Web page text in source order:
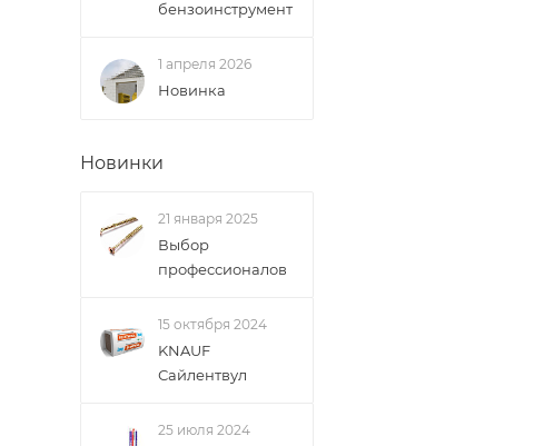
бензоинструмент
1 апреля 2026
Новинка
Новинки
21 января 2025
Выбор
профессионалов
15 октября 2024
KNAUF
Сайлентвул
25 июля 2024